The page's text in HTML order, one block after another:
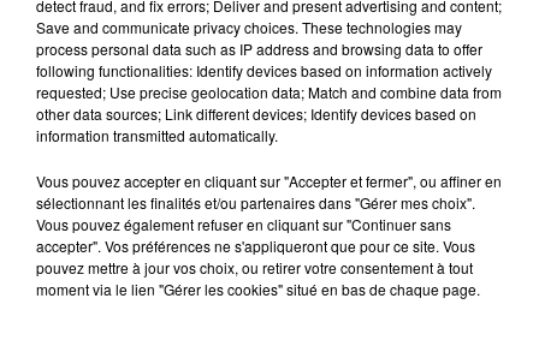
8 août 2026
Aide carburant pour les "grands
rouleurs" : le délai pour la...
Jeux Voir plus
detect fraud, and fix errors; Deliver and present advertising and content;
Save and communicate privacy choices. These technologies may
process personal data such as IP address and browsing data to offer
following functionalities: Identify devices based on information actively
requested; Use precise geolocation data; Match and combine data from
other data sources; Link different devices; Identify devices based on
information transmitted automatically.
Vous pouvez accepter en cliquant sur "Accepter et fermer", ou affiner en
sélectionnant les finalités et/ou partenaires dans "Gérer mes choix".
Vous pouvez également refuser en cliquant sur "Continuer sans
accepter". Vos préférences ne s'appliqueront que pour ce site. Vous
pouvez mettre à jour vos choix, ou retirer votre consentement à tout
moment via le lien "Gérer les cookies" situé en bas de chaque page.